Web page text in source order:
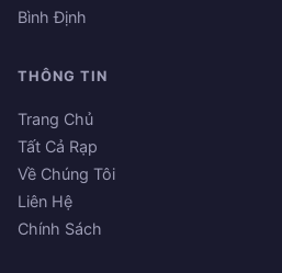
Bình Định
THÔNG TIN
Trang Chủ
Tất Cả Rạp
Về Chúng Tôi
Liên Hệ
Chính Sách